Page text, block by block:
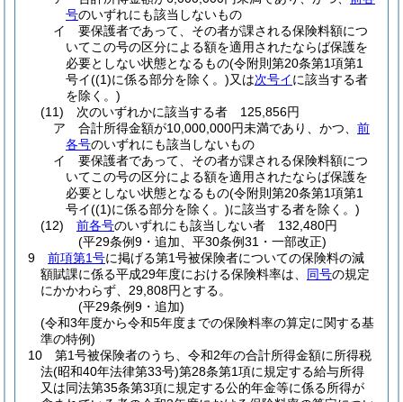
号のいずれにも該当しないもの
イ
要保護者であって、その者が課される保険料額につ
いてこの号の区分による額を適用されたならば保護を
必要としない状態となるもの(令附則第20条第1項第1
号イ((1)に係る部分を除く。)又は次号イに該当する者
を除く。)
(11)
次のいずれかに該当する者 125,856円
ア
合計所得金額が10,000,000円未満であり、かつ、 前
各号のいずれにも該当しないもの
イ
要保護者であって、その者が課される保険料額につ
いてこの号の区分による額を適用されたならば保護を
必要としない状態となるもの(令附則第20条第1項第1
号イ((1)に係る部分を除く。)に該当する者を除く。)
(12)
前各号のいずれにも該当しない者 132,480円
(平29条例9・追加、平30条例31・一部改正)
9
前項第1号に掲げる第1号被保険者についての保険料の減
額賦課に係る平成29年度における保険料率は、 同号の規定
にかかわらず、29,808円とする。
(平29条例9・追加)
(令和3年度から令和5年度までの保険料率の算定に関する基
準の特例)
10
第1号被保険者のうち、令和2年の合計所得金額に所得税
法(昭和40年法律第33号)第28条第1項に規定する給与所得
又は同法第35条第3項に規定する公的年金等に係る所得が